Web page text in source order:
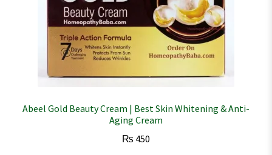
Abeel Gold Beauty Cream | Best Skin Whitening & Anti-
Aging Cream
₨ 450